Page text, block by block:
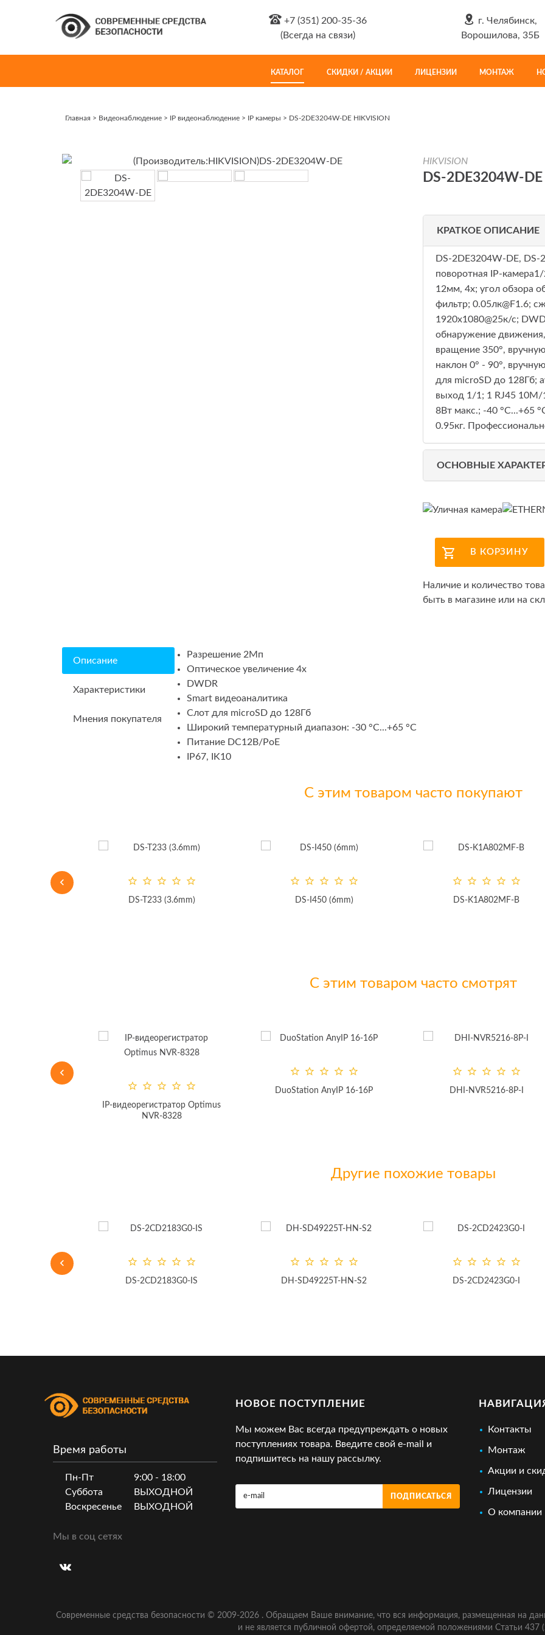
+7 (351) 200-35-36
(Всегда на связи)
г. Челябинск,
Ворошилова, 35Б
КАТАЛОГ СКИДКИ / АКЦИИ ЛИЦЕНЗИИ МОНТАЖ
Главная > Видеонаблюдение > IP видеонаблюдение > IP камеры > DS-2DE3204W-DE HIKVISION
HIKVISION
DS-2DE3204W-DE
КРАТКОЕ ОПИСАНИЕ
DS-2DE3204W-DE, DS-
поворотная IP-камера1/
12мм, 4x; угол обзора
фильтр; 0.05лк@F1.6;
1920х1080@25к/с;
обнаружение
вращение 350°,
наклон 0° - 90°,
для microSD до 128Гб;
выход 1/1; 1 RJ45 10M/
8Вт макс.; -40 °C...+65
0.95кг.
ОСНОВНЫЕ
В КОРЗИНУ
Наличие и количество
быть в магазине или на
Описание
Характеристики
Мнения покупателя
Разрешение 2Мп
Оптическое увеличение 4х
DWDR
Smart видеоаналитика
Слот для microSD до 128Гб
Широкий температурный диапазон: -30 °C...+65 °C
Питание DC12В/PoE
IP67, IK10
С этим товаром часто покупают
DS-I450 (6mm) DS-K1A802MF-B GF-DV0802AHD v3
С этим товаром часто смотрят
IP-видеорегистратор Optimus
DuoStation AnyIP 16-16P DHI-NVR5216-8P-I DS-
Другие похожие товары
DS-2CD2183G0-IS DH-SD49225T-HN-S2 DS-2CD2423G0-I
Контакты
Монтаж
Акции и
Лицензии
О компании
НОВОЕ ПОСТУПЛЕНИЕ
Мы можем Вас всегда предупреждать о новых
поступлениях товара. Введите свой e-mail и
подпишитесь на нашу рассылку.
ПОДПИСАТЬСЯ
Время работы
Пн-Пт
9:00 - 18:00
Суббота
ВЫХОДНОЙ
Воскресенье
ВЫХОДНОЙ
Мы в соц сетях
Современные средства безопасности © 2009-2026. Обращаем Ваше внимание, что вся информация, размещенная на
и не является публичной офертой, определяемой положениями Статьи 437